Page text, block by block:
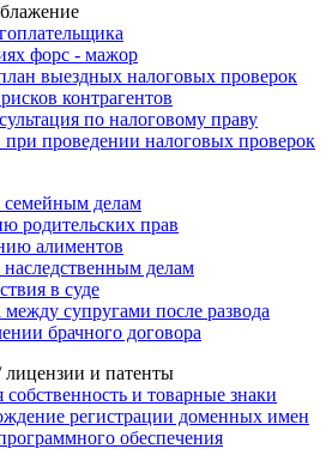
форс - мажор
выездных налоговых проверок
контрагентов
по налоговому праву
при проведении налоговых проверок
семейным делам
родительских прав
алиментов
делам
в суде
супругами после развода
брачного договора
лицензии и патенты
собственность и товарные знаки
регистрации доменных имен
обеспечения